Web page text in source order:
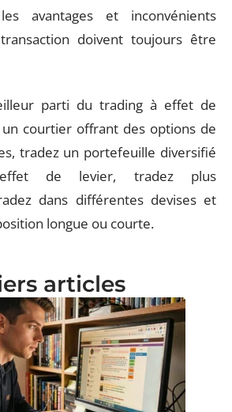
avantages et inconvénients
transaction doivent toujours être
parti du trading à effet de
un courtier offrant des options de
tradez un portefeuille diversifié
de levier, tradez plus
dans différentes devises et
longue ou courte.
articles